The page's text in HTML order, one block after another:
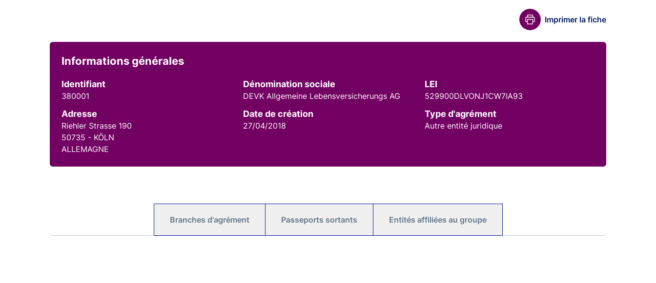
Imprimer la fiche
Informations générales
Identifiant
380001
Dénomination sociale
DEVK Allgemeine Lebensversicherungs AG
LEI
529900DLVONJ1CW7IA93
Adresse
Riehler Strasse 190
50735 - KÖLN
ALLEMAGNE
Date de création
27/04/2018
Type d'agrément
Autre entité juridique
Branches d'agrément Passeports sortants Entités affiliées au groupe